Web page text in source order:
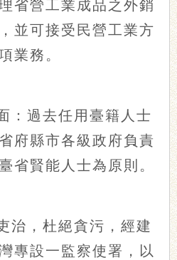
省營工業成品之外銷
並可接受民營工業方
業務。
：過去任用臺籍人士
府縣市各級政府負責
省賢能人士為原則。
治，杜絕貪污，經建
專設一監察使署，以